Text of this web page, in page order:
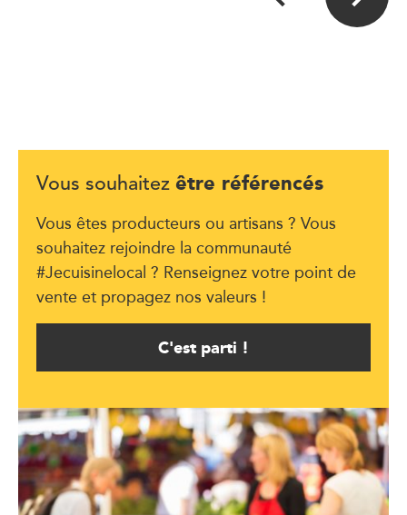
Vous souhaitez être référencés
Vous êtes producteurs ou artisans ? Vous
souhaitez rejoindre la communauté
#Jecuisinelocal ? Renseignez votre point de
vente et propagez nos valeurs !
C'est parti !